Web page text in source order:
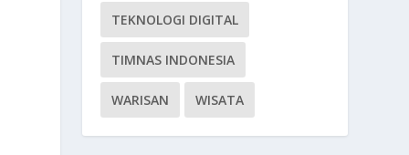
TEKNOLOGI DIGITAL
TIMNAS INDONESIA
WARISAN WISATA